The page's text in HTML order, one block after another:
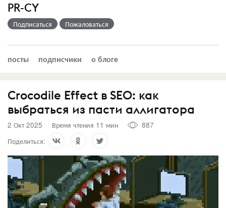
PR-CY
Подписаться Пожаловаться
посты подписчики о блоге
Crocodile Effect в SEO: как
выбраться из пасти аллигатора
2 Окт 2025 Время чтения 11 мин
887
Поделиться: